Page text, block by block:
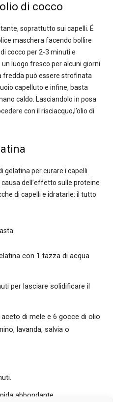
di cocco
soprattutto sui capelli. É
maschera facendo bollire
cocco per 2-3 minuti e
luogo fresco per alcuni giorni.
fredda può essere strofinata
capelluto e infine, basta
caldo. Lasciandolo in posa
con il risciacquo,l’olio di
gelatina per curare i capelli
dell’effetto sulle proteine
di capelli e idratarle: il tutto
con 1 tazza di acqua
per lasciare solidificare il
di mele e 6 gocce di olio
lavanda, salvia o
abbondante.